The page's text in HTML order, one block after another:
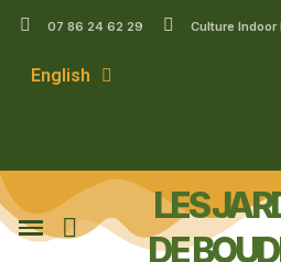
07 86 24 62 29 Culture Indoor
English
LES
DE